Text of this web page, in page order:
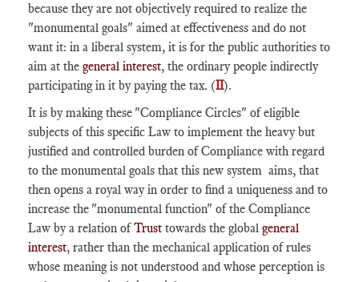
because they are not objectively required to realize the
"monumental goals" aimed at effectiveness and do not
want it: in a liberal system, it is for the public authorities to
aim at the general interest, the ordinary people indirectly
participating in it by paying the tax. (II).
It is by making these "Compliance Circles" of eligible
subjects of this specific Law to implement the heavy but
justified and controlled burden of Compliance with regard
to the monumental goals that this new system aims, that
then opens a royal way in order to find a uniqueness and to
increase the "monumental function" of the Compliance
Law by a relation ofTrust towards the global general
interest, rather than the mechanical application of rules
whose meaning is not understood and whose perception is